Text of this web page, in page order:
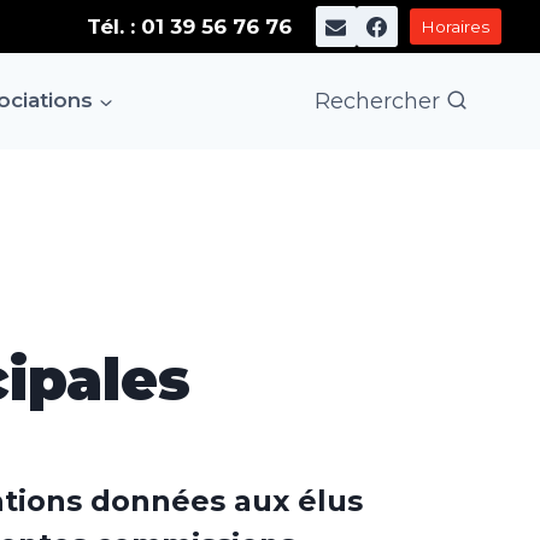
Tél. : 01 39 56 76 76 Horaires
Rechercher
données aux élus